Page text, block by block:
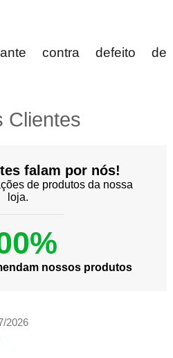
contra defeito de
Clientes
falam por nós!
de produtos da nossa
loja.
nossos produtos
2026